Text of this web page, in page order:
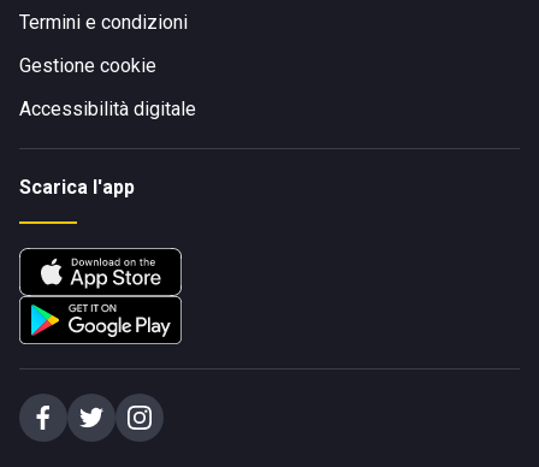
Termini e condizioni
Gestione cookie
Accessibilità digitale
Scarica l'app